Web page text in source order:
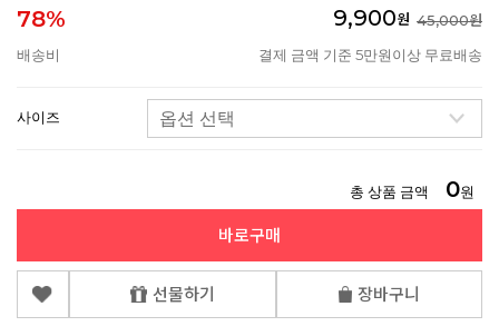
78% 9,900원 45,000원
배송비
결제 금액 기준 5만원이상 무료배송
사이즈
총 상품 금액 0원
바로구매
선물하기 장바구니